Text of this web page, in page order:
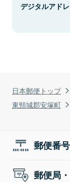
日本郵便トップ
東頸城郡安塚町
デジタルアド
郵便番
郵便局